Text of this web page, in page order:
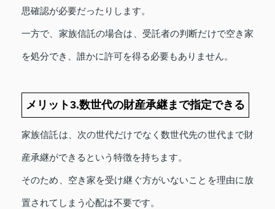
思確認が必要だったりします。
一方で、家族信託の場合は、受託者の判断だけで空き家
を処分でき、誰かに許可を得る必要もありません。
メリット3.数世代の財産承継まで指定できる
家族信託は、次の世代だけでなく数世代先の世代まで財
産承継ができるという特徴を持ちます。
そのため、空き家を受け継ぐ方がいないことを理由に放
置されてしまう心配は不要です。